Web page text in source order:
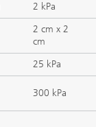
2 kPa
2 cm x 2
cm
25 kPa
300 kPa